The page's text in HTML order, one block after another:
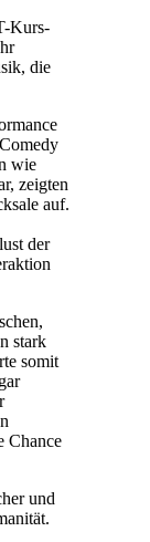
Kurs-
die
wie
zeigten
auf.
der
stark
somit
Chance
und